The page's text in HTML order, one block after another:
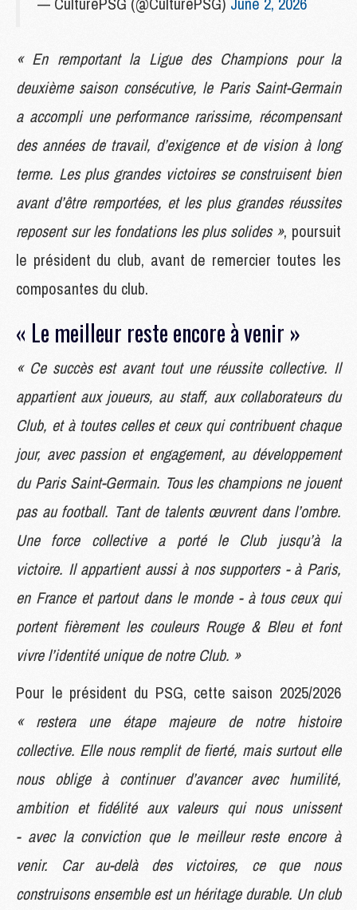
« En remportant la Ligue des Champions pour la
deuxième saison consécutive, le Paris Saint-Germain
a accompli une performance rarissime, récompensant
des années de travail, d’exigence et de vision à long
terme. Les plus grandes victoires se construisent bien
avant d’être remportées, et les plus grandes réussites
reposent sur les fondations les plus solides », poursuit
le président du club, avant de remercier toutes les
composantes du club.
« Le meilleur reste encore à venir »
« Ce succès est avant tout une réussite collective. Il
appartient aux joueurs, au staff, aux collaborateurs du
Club, et à toutes celles et ceux qui contribuent chaque
jour, avec passion et engagement, au développement
du Paris Saint-Germain. Tous les champions ne jouent
pas au football. Tant de talents œuvrent dans l’ombre.
Une force collective a porté le Club jusqu’à la
victoire. Il appartient aussi à nos supporters - à Paris,
en France et partout dans le monde - à tous ceux qui
portent fièrement les couleurs Rouge & Bleu et font
vivre l’identité unique de notre Club. »
Pour le président du PSG, cette saison 2025/2026
« restera une étape majeure de notre histoire
collective. Elle nous remplit de fierté, mais surtout elle
nous oblige à continuer d’avancer avec humilité,
ambition et fidélité aux valeurs qui nous unissent
- avec la conviction que le meilleur reste encore à
venir. Car au-delà des victoires, ce que nous
construisons ensemble est un héritage durable. Un club